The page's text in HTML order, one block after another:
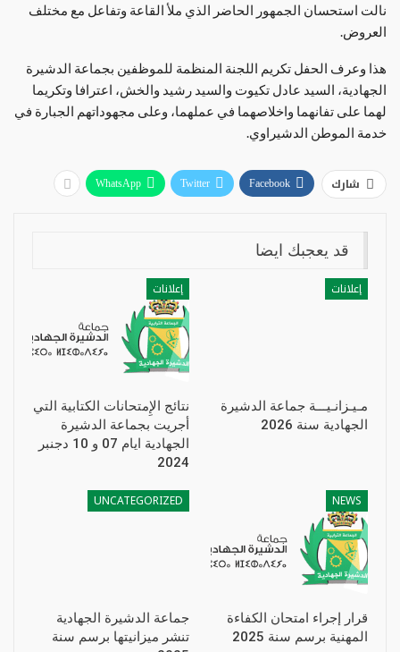
نالت استحسان الجمهور الحاضر الذي ملأ القاعة وتفاعل مع مختلف
العروض.
هذا وعرف الحفل تكريم اللجنة المنظمة للموظفين بجماعة الدشيرة
الجهادية، السيد عادل تكيوت والسيد رشيد والخش، اعترافا وتكريما
لهما على تفانهما واخلاصهما في عملهما، وعلى مجهوداتهم الجبارة في
خدمة الموطن الدشيراوي.
شارك Facebook
Twitter
WhatsApp
قد يعجبك ايضا
إعلانات
مـيـزانـيـــة جماعة الدشيرة
الجهادية سنة 2026
إعلانات
نتائج الإِمتحانات الكتابية التي
أجريت بجماعة الدشيرة
الجهادية ايام 07 و 10 دجنبر
2024
NEWS
قرار إجراء امتحان الكفاءة
المهنية برسم سنة 2025
UNCATEGORIZED
جماعة الدشيرة الجهادية
تنشر ميزانيتها برسم سنة